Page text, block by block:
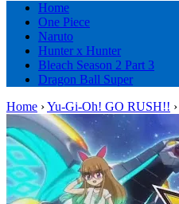
Home
One Piece
Naruto
Hunter x Hunter
Bleach Season 2 Part 3
Dragon Ball Super
Home ›Yu-Gi-Oh! GO RUSH!! ›